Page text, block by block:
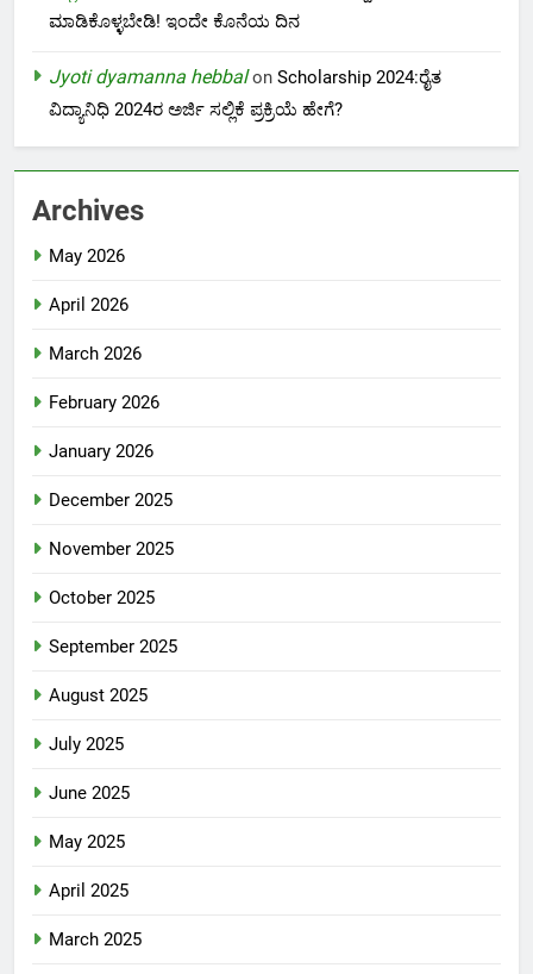
ಮಾಡಿಕೊಳ್ಳಬೇಡಿ! ಇಂದೇ ಕೊನೆಯ ದಿನ
Jyoti dyamanna hebbalon Scholarship 2024:ರೈತ
ವಿದ್ಯಾನಿಧಿ 2024ರ ಅರ್ಜಿ ಸಲ್ಲಿಕೆ ಪ್ರಕ್ರಿಯೆ ಹೇಗೆ?
Archives
May 2026
April 2026
March 2026
February 2026
January 2026
December 2025
November 2025
October 2025
September 2025
August 2025
July 2025
June 2025
May 2025
April 2025
March 2025